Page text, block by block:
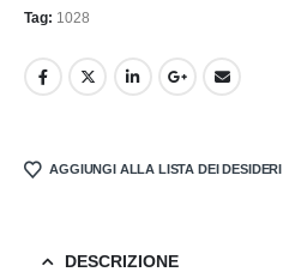
Tag: 1028
AGGIUNGI ALLA LISTA DEI DESIDERI
DESCRIZIONE